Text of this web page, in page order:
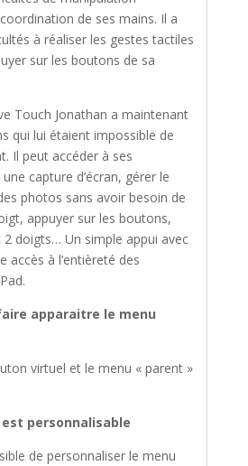
de ses mains. Il a
à réaliser les gestes tactiles
sur les boutons de sa
Touch Jonathan a maintenant
qui lui étaient impossible de
Il peut accéder à ses
capture d’écran, gérer le
photos sans avoir besoin de
appuyer sur les boutons,
2 doigts… Un simple appui avec
accès à l’entièreté des
apparaitre le menu
virtuel et le menu « parent »
personnalisable
de personnaliser le menu